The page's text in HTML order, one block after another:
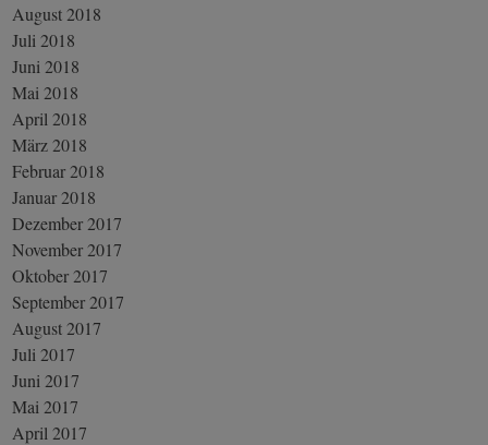
August 2018
Juli 2018
Juni 2018
Mai 2018
April 2018
März 2018
Februar 2018
Januar 2018
Dezember 2017
November 2017
Oktober 2017
September 2017
August 2017
Juli 2017
Juni 2017
Mai 2017
April 2017